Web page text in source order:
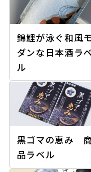
錦鯉が泳ぐ和風モ
ダンな日本酒ラ
ル
黒ゴマの恵み
品ラベル